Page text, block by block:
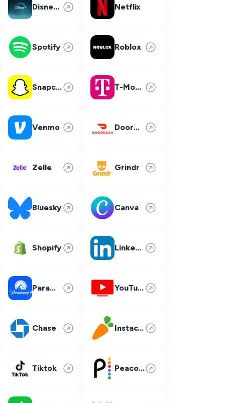
Disney Plus Netflix
Spotify Roblox
Snapchat T-Mobile
Venmo DoorDash
Zelle Grindr
Bluesky Canva
Shopify LinkedIn
Paramount Plus YouTube TV
Chase Instacart
Tiktok Peacock